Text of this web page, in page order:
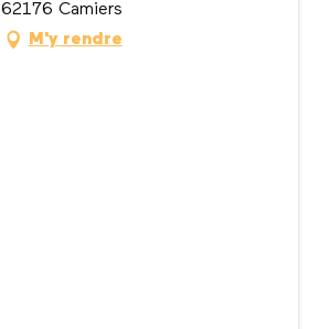
62176 Camiers
M'y rendre